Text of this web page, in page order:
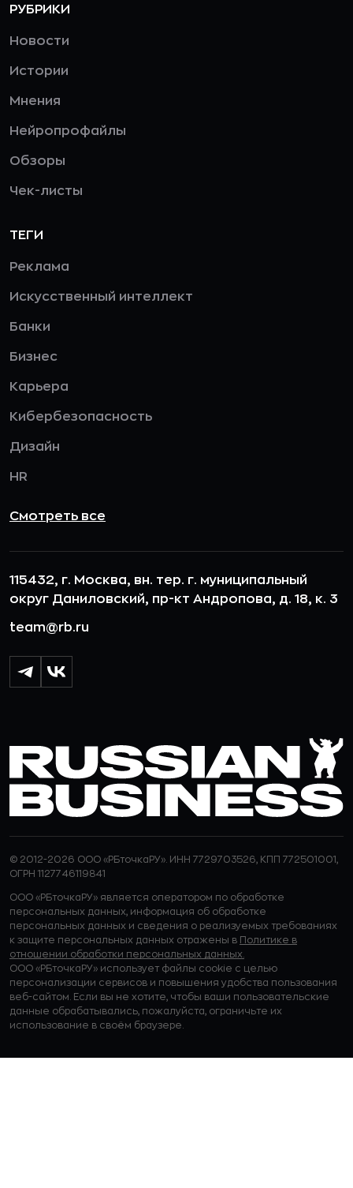
РУБРИКИ
Новости
Истории
Мнения
Нейропрофайлы
Обзоры
Чек-листы
ТЕГИ
Реклама
Искусственный интеллект
Банки
Бизнес
Карьера
Кибербезопасность
Дизайн
HR
Смотреть все
115432, г. Москва, вн. тер. г. муниципальный
округ Даниловский, пр-кт Андропова, д. 18, к. 3
team@rb.ru
© 2012-2026 ООО «РБточкаРУ». ИНН 7729703526, КПП 772501001,
ОГРН 1127746119841
ООО «РБточкаРУ» является оператором по обработке
персональных данных, информация об обработке
персональных данных и сведения о реализуемых требованиях
к защите персональных данных отражены в Политике в
отношении обработки персональных данных.
ООО «РБточкаРУ» использует файлы cookie с целью
персонализации сервисов и повышения удобства пользования
веб-сайтом. Если вы не хотите, чтобы ваши пользовательские
данные обрабатывались, пожалуйста, ограничьте их
использование в своём браузере.